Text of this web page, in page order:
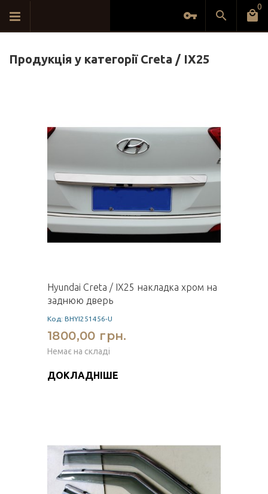
0
Продукція у категорії Creta / IX25
Hyundai Creta / IX25 накладка хром на
заднюю дверь
Код: BHYI251456-U
1800,00 грн.
Немає на складі
ДОКЛАДНІШЕ